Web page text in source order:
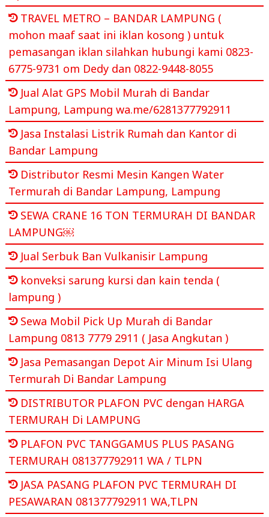
TRAVEL METRO – BANDAR LAMPUNG (
mohon maaf saat ini iklan kosong ) untuk
pemasangan iklan silahkan hubungi kami 0823-
6775-9731 om Dedy dan 0822-9448-8055
Jual Alat GPS Mobil Murah di Bandar
Lampung, Lampung wa.me/6281377792911
Jasa Instalasi Listrik Rumah dan Kantor di
Bandar Lampung
Distributor Resmi Mesin Kangen Water
Termurah di Bandar Lampung, Lampung
SEWA CRANE 16 TON TERMURAH DI BANDAR
LAMPUNG￼
Jual Serbuk Ban Vulkanisir Lampung
konveksi sarung kursi dan kain tenda (
lampung )
Sewa Mobil Pick Up Murah di Bandar
Lampung 0813 7779 2911 ( Jasa Angkutan )
Jasa Pemasangan Depot Air Minum Isi Ulang
Termurah Di Bandar Lampung
DISTRIBUTOR PLAFON PVC dengan HARGA
TERMURAH Di LAMPUNG
PLAFON PVC TANGGAMUS PLUS PASANG
TERMURAH 081377792911 WA / TLPN
JASA PASANG PLAFON PVC TERMURAH DI
PESAWARAN 081377792911 WA,TLPN